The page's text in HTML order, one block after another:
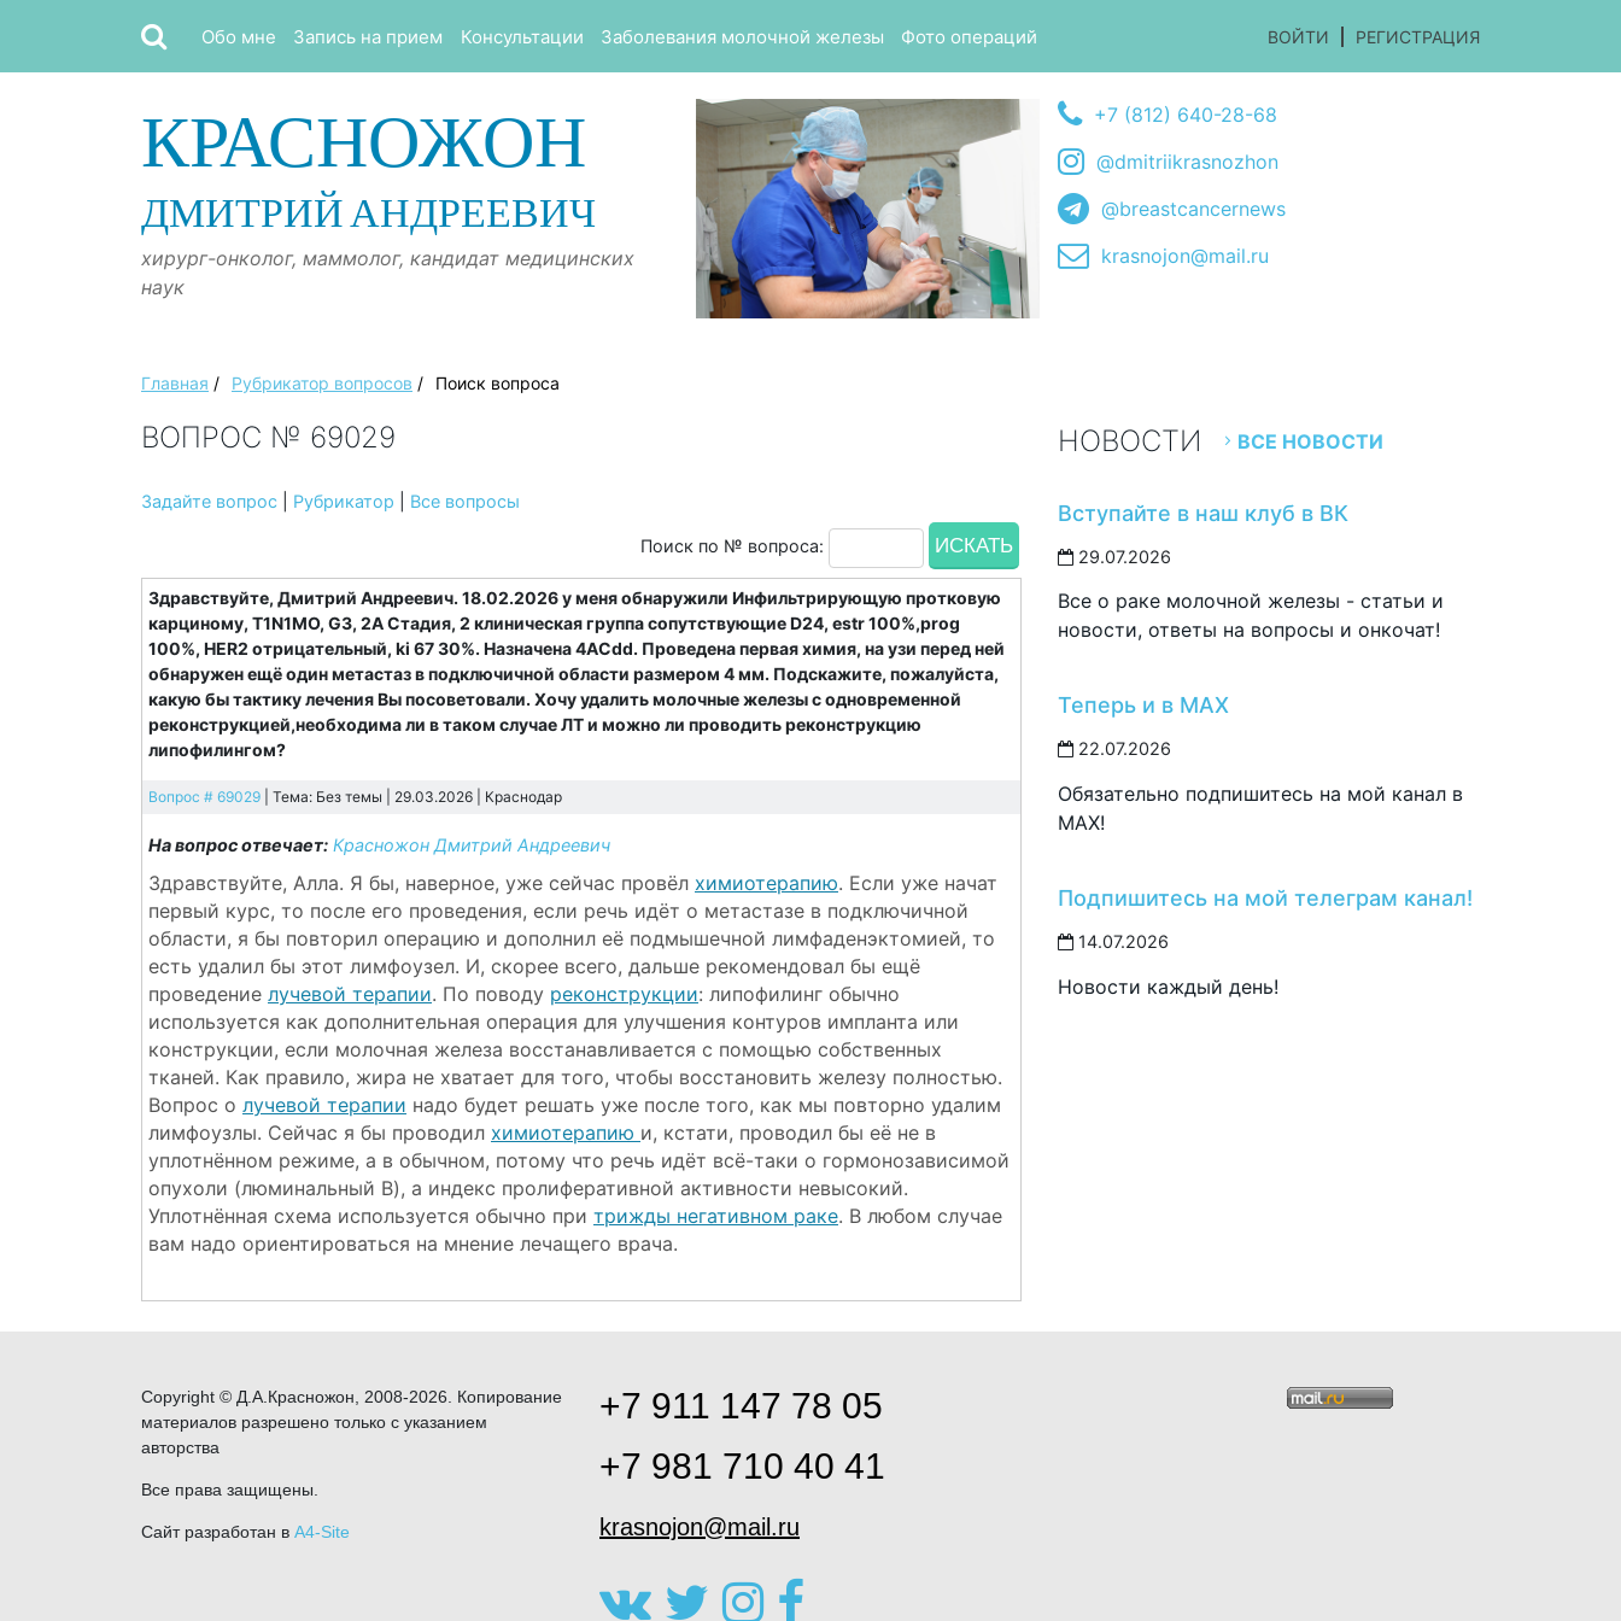
Обо мне Запись на прием Консультации Заболевания молочной железы Фото операций ВОЙТИ РЕГИСТРАЦИЯ
КРАСНОЖОН
ДМИТРИЙ АНДРЕЕВИЧ
хирург-онколог, маммолог, кандидат медицинских
наук
+7 (812) 640-28-68
@dmitriikrasnozhon
@breastcancernews
krasnojon@mail.ru
Главная / Рубрикатор вопросов / Поиск вопроса
ВОПРОС № 69029
Задайте вопрос Рубрикатор Все вопросы
Поиск по № вопроса:
Здравствуйте, Дмитрий Андреевич. 18.02.2026 у меня обнаружили Инфильтрирующую протковую
карциному, T1N1MO, G3, 2A Стадия, 2 клиническая группа сопутствующие D24, estr 100%,prog
100%, HER2 отрицательный, ki 67 30%. Назначена 4АСdd. Проведена первая химия, на узи перед ней
обнаружен ещё один метастаз в подключичной области размером 4 мм. Подскажите, пожалуйста,
какую бы тактику лечения Вы посоветовали. Хочу удалить молочные железы с одновременной
реконструкцией,необходима ли в таком случае ЛТ и можно ли проводить реконструкцию
липофилингом?
Вопрос # 69029 | Тема: Без темы | 29.03.2026 | Краснодар
На вопрос отвечает: Красножон Дмитрий Андреевич
Здравствуйте, Алла. Я бы, наверное, уже сейчас провёл химиотерапию. Если уже начат
первый курс, то после его проведения, если речь идёт о метастазе в подключичной
области, я бы повторил операцию и дополнил её подмышечной лимфаденэктомией, то
есть удалил бы этот лимфоузел. И, скорее всего, дальше рекомендовал бы ещё
проведение лучевой терапии. По поводу реконструкции: липофилинг обычно
используется как дополнительная операция для улучшения контуров импланта или
конструкции, если молочная железа восстанавливается с помощью собственных
тканей. Как правило, жира не хватает для того, чтобы восстановить железу полностью.
Вопрос о лучевой терапии надо будет решать уже после того, как мы повторно удалим
лимфоузлы. Сейчас я бы проводил химиотерапию и, кстати, проводил бы её не в
уплотнённом режиме, а в обычном, потому что речь идёт всё-таки о гормонозависимой
опухоли (люминальный B), а индекс пролиферативной активности невысокий.
Уплотнённая схема используется обычно при трижды негативном раке. В любом случае
вам надо ориентироваться на мнение лечащего врача.
НОВОСТИ ВСЕ НОВОСТИ
Вступайте в наш клуб в ВК
29.07.2026
Все о раке молочной железы - статьи и
новости, ответы на вопросы и онкочат!
Теперь и в MAX
22.07.2026
Обязательно подпишитесь на мой канал в
MAX!
Подпишитесь на мой телеграм канал!
14.07.2026
Новости каждый день!
Copyright © Д.А.Красножон, 2008-2026. Копирование
материалов разрешено только с указанием
авторства
Все права защищены.
Сайт разработан в A4-Site
+7 911 147 78 05
+7 981 710 40 41
krasnojon@mail.ru